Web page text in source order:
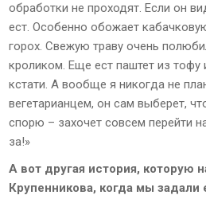
обработки не проходят. Если он
ест. Особенно обожает
горох. Свежую траву очень
кроликом. Еще ест паштет из тофу
кстати. А вообще я никогда не
вегетарианцем, он сам выберет,
спорю – захочет совсем перейти
за!»
А вот другая история, которую
Крупенникова, когда мы задали